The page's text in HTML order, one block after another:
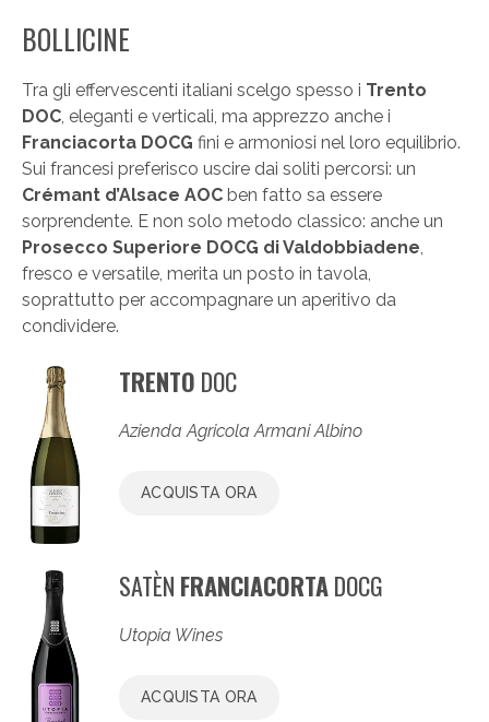
BOLLICINE
Tra gli effervescenti italiani scelgo spesso i Trento
DOC , eleganti e verticali, ma apprezzo anche i
Franciacorta DOCG fini e armoniosi nel loro equilibrio.
Sui francesi preferisco uscire dai soliti percorsi: un
Crémant d’Alsace AOC ben fatto sa essere
sorprendente. E non solo metodo classico: anche un
Prosecco Superiore DOCG di Valdobbiadene
fresco e versatile, merita un posto in tavola,
soprattutto per accompagnare un aperitivo da
condividere.
TRENTO DOC
Azienda Agricola Armani Albino
ACQUISTA ORA
SATÈN FRANCIACORTADOCG
Utopia Wines
ACQUISTA ORA